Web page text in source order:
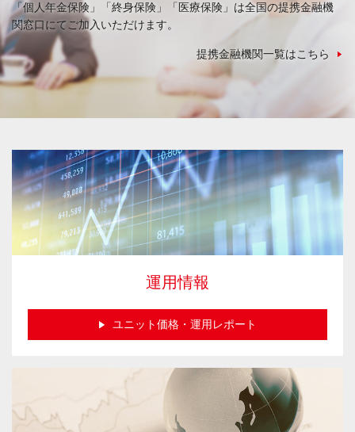
「個人年金保険」「終身保険」「医療保険」は全国の提携金融機
関窓口にてご加入いただけます。
提携金融機関一覧はこちら
運用情報
ユニット価格・運用レポート